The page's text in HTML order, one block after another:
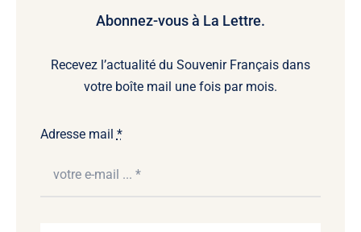
Abonnez-vous à La Lettre.
Recevez l’actualité du Souvenir Français dans
votre boîte mail une fois par mois.
Adresse mail *